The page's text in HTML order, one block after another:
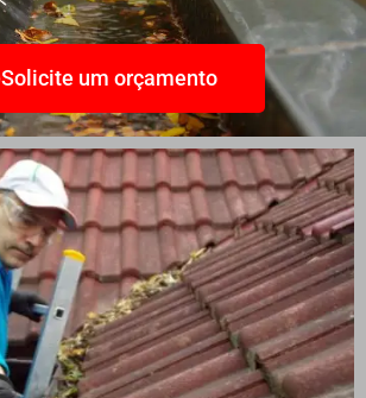
Solicite um orçamento